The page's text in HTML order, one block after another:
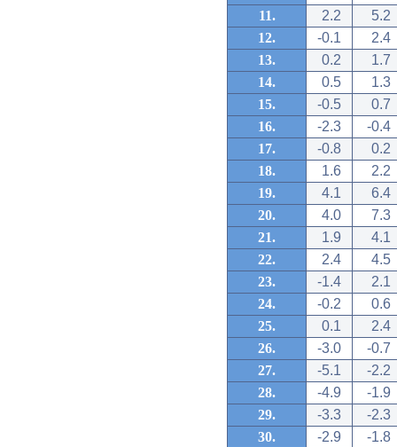
11.
2.2
5.2
12.
-0.1
2.4
13.
0.2
1.7
14.
0.5
1.3
15.
-0.5
0.7
16.
-2.3
-0.4
17.
-0.8
0.2
18.
1.6
2.2
19.
4.1
6.4
20.
4.0
7.3
21.
1.9
4.1
22.
2.4
4.5
23.
-1.4
2.1
24.
-0.2
0.6
25.
0.1
2.4
26.
-3.0
-0.7
27.
-5.1
-2.2
28.
-4.9
-1.9
29.
-3.3
-2.3
30.
-2.9
-1.8